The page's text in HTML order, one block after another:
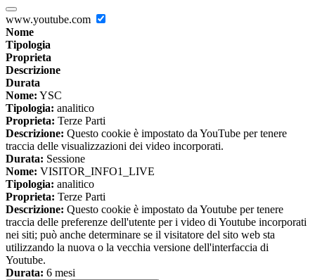
www.youtube.com
Nome
Tipologia
Proprieta
Descrizione
Durata
Nome: YSC
Tipologia: analitico
Proprieta: Terze Parti
Descrizione: Questo cookie è impostato da YouTube per tenere
traccia delle visualizzazioni dei video incorporati.
Durata: Sessione
Nome: VISITOR_INFO1_LIVE
Tipologia: analitico
Proprieta: Terze Parti
Descrizione: Questo cookie è impostato da Youtube per tenere
traccia delle preferenze dell'utente per i video di Youtube incorporati
nei siti; può anche determinare se il visitatore del sito web sta
utilizzando la nuova o la vecchia versione dell'interfaccia di
Youtube.
Durata: 6 mesi